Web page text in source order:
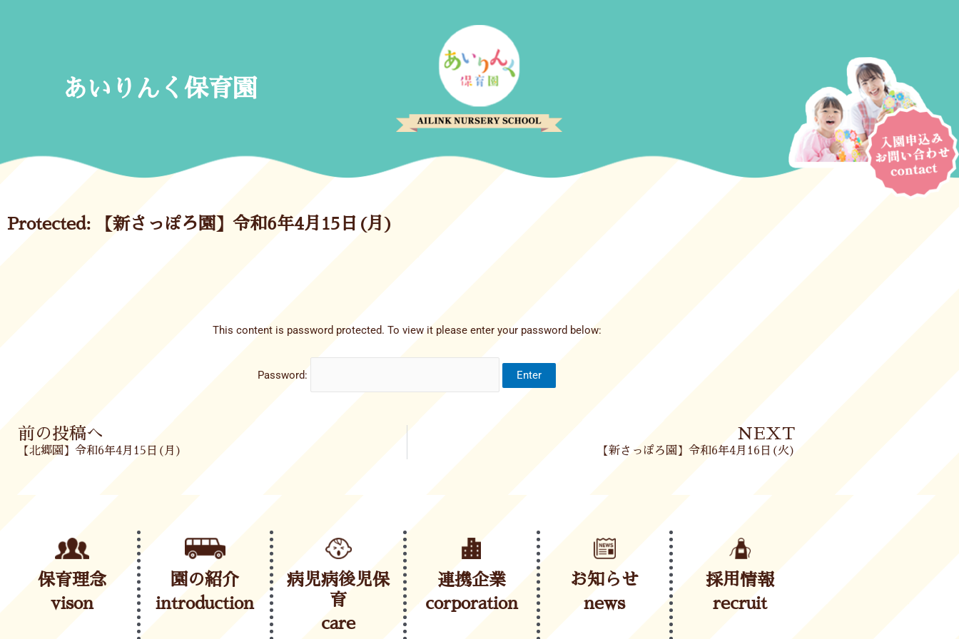
あいりんく保育園
Protected: 【新さっぽろ園】令和6年4月15日(月)
This content is password protected. To view it please enter your password below:
Password:
Prev
前の投稿へ
【北郷園】令和6年4月15日(月)
NEXT
【新さっぽろ園】令和6年4月16日(火)
保育理念
vison
園の紹介
introduction
病児病後児保
育
care
連携企業
corporation
お知らせ
news
採用情報
recruit